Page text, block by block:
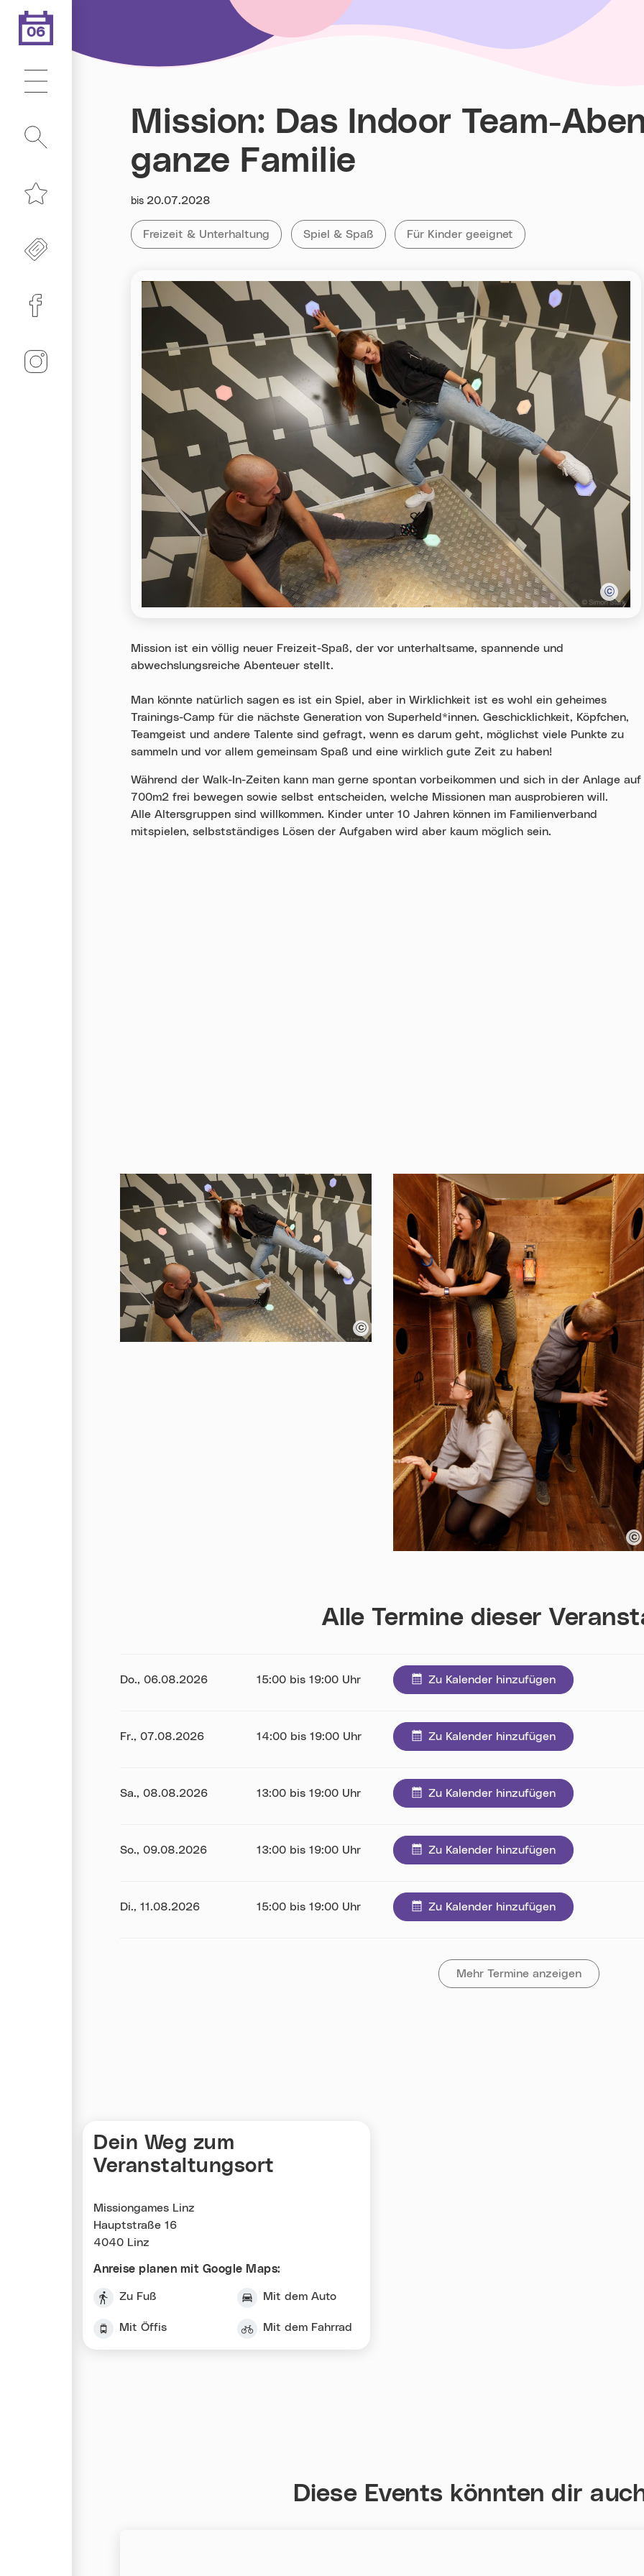
Heute ist der
06
.08.2026
Linz-Termine auf Facebook
Linz-Termine auf Instagram
Mission: Das Indoor Team-
ganze Familie
Datum:
bis 20.07.2028
Kategorie:
Alle Veranstaltungen der Kategorie
Freizeit & Unterhaltung Tag:Alle Veranstaltungen mit dem Tag
Spiel & Spaß Alle Veranstaltungen mit „Für Kinder
Für Kinder geeignet
Mission ist ein völlig neuer Freizeit-Spaß, der vor unterhaltsame, spannende und
abwechslungsreiche Abenteuer stellt.
Man könnte natürlich sagen es ist ein Spiel, aber in Wirklichkeit ist es wohl ein geheimes
Trainings-Camp für die nächste Generation von Superheld*innen. Geschicklichkeit, Köpfchen,
Teamgeist und andere Talente sind gefragt, wenn es darum geht, möglichst viele Punkte zu
sammeln und vor allem gemeinsam Spaß und eine wirklich gute Zeit zu haben!
Während der Walk-In-Zeiten kann man gerne spontan vorbeikommen und sich in der Anlage auf
700m2 frei bewegen sowie selbst entscheiden, welche Missionen man ausprobieren will.
Alle Altersgruppen sind willkommen. Kinder unter 10 Jahren können im Familienverband
mitspielen, selbstständiges Lösen der Aufgaben wird aber kaum möglich sein.
Alle Termine dieser
Datum:
Do., 06.08.2026 Uhrzeit:
15:00 bis 19:00 Uhr Zu Kalender hinzufügen
Datum:
Fr., 07.08.2026 Uhrzeit:
14:00 bis 19:00 Uhr Zu Kalender hinzufügen
Datum:
Sa., 08.08.2026 Uhrzeit:
13:00 bis 19:00 Uhr Zu Kalender hinzufügen
Datum:
So., 09.08.2026 Uhrzeit:
13:00 bis 19:00 Uhr Zu Kalender hinzufügen
Datum:
Di., 11.08.2026 Uhrzeit:
15:00 bis 19:00 Uhr Zu Kalender hinzufügen
Mehr Termine anzeigen
Dein Weg zum
Veranstaltungsort
Missiongames Linz
Hauptstraße 16
4040 Linz
Anreise planen mit Google Maps:
Zu Fuß Mit dem Auto
Mit Öffis Mit dem Fahrrad
Diese Events könnten dir